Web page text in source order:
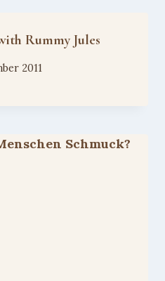
Rummy Jules
2011